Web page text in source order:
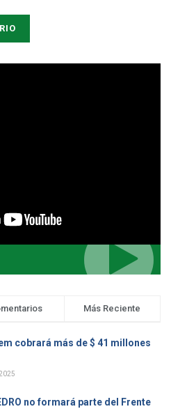
Más Reciente
cobrará más de $ 41 millones
no formará parte del Frente